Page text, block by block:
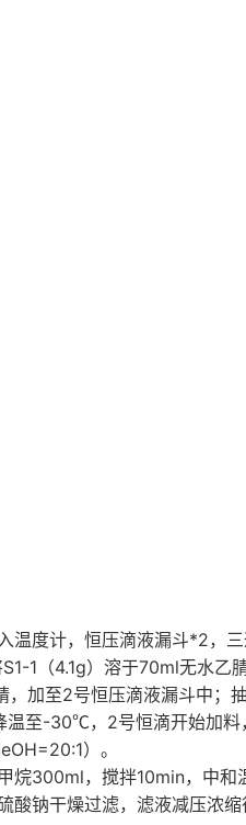
温度计，恒压滴液漏斗*2，
S1-1 （4.1g）溶于70ml无水乙
，加至2号恒压滴液漏斗中；
温至-30℃， 2号恒滴开始加
）。
烷300ml，搅拌10min，中和
酸钠干燥过滤，滤液减压浓缩